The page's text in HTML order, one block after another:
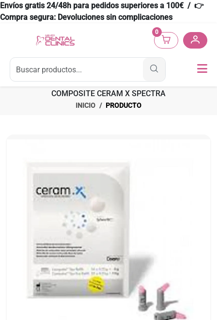
Envíos gratis 24/48h para pedidos superiores a 100€ / 👉
Compra segura: Devoluciones sin complicaciones
0
COMPOSITE CERAM X SPECTRA
INICIO PRODUCTO